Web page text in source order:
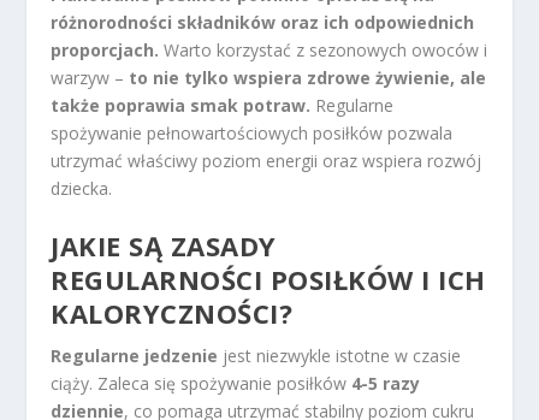
różnorodności składników oraz ich odpowiednich
proporcjach. Warto korzystać z sezonowych owoców i
warzyw – to nie tylko wspiera zdrowe żywienie, ale
także poprawia smak potraw. Regularne
spożywanie pełnowartościowych posiłków pozwala
utrzymać właściwy poziom energii oraz wspiera rozwój
dziecka.
JAKIE SĄ ZASADY
REGULARNOŚCI POSIŁKÓW I ICH
KALORYCZNOŚCI?
Regularne jedzenie jest niezwykle istotne w czasie
ciąży. Zaleca się spożywanie posiłków 4-5 razy
dziennie, co pomaga utrzymać stabilny poziom cukru